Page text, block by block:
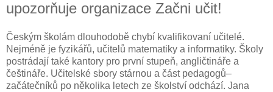
upozorňuje organizace Začni učit!
Českým školám dlouhodobě chybí kvalifikovaní učitelé.
Nejméně je fyzikářů, učitelů matematiky a informatiky. Školy
postrádají také kantory pro první stupeň, angličtináře a
češtináře. Učitelské sbory stárnou a část pedagogů–
začátečníků po několika letech ze školství odchází. Jana